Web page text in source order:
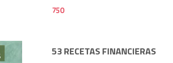
750
53 RECETAS FINANCIERAS